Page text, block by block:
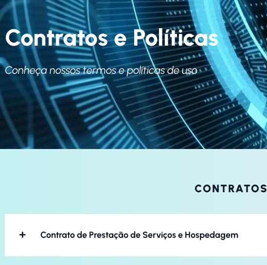
Contratos e Políticas
Conheça nossos termos e políticas de uso
CONTRATOS
Contrato de Prestação de Serviços e Hospedagem